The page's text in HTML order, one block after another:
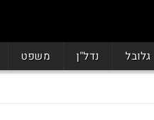
גלובל נדל"ן משפט